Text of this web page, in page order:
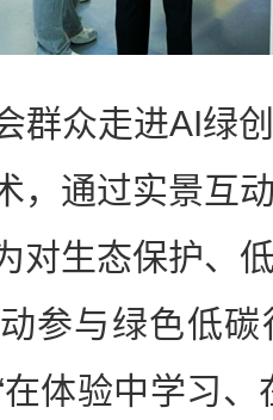
众走进AI绿创
，通过实景互
对生态保护、
参与绿色低
体验中学习、